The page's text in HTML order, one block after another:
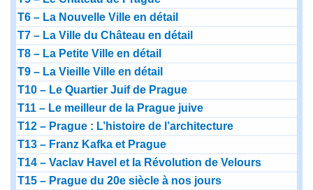
T6 – La Nouvelle Ville en détail
T7 – La Ville du Château en détail
T8 – La Petite Ville en détail
T9 – La Vieille Ville en détail
T10 – Le Quartier Juif de Prague
T11 – Le meilleur de la Prague juive
T12 – Prague : L’histoire de l’architecture
T13 – Franz Kafka et Prague
T14 – Vaclav Havel et la Révolution de Velours
T15 – Prague du 20e siècle à nos jours